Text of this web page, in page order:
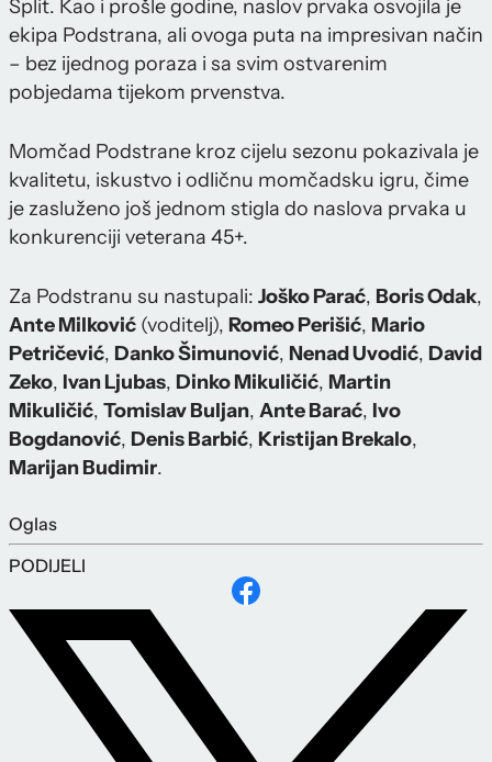
Split. Kao i prošle godine, naslov prvaka osvojila je
ekipa Podstrana, ali ovoga puta na impresivan način
– bez ijednog poraza i sa svim ostvarenim
pobjedama tijekom prvenstva.
Momčad Podstrane kroz cijelu sezonu pokazivala je
kvalitetu, iskustvo i odličnu momčadsku igru, čime
je zasluženo još jednom stigla do naslova prvaka u
konkurenciji veterana 45+.
Za Podstranu su nastupali: Joško Parać, Boris Odak,
Ante Milković (voditelj), Romeo Perišić, Mario
Petričević, Danko Šimunović, Nenad Uvodić, David
Zeko, Ivan Ljubas, Dinko Mikuličić, Martin
Mikuličić, Tomislav Buljan, Ante Barać, Ivo
Bogdanović, Denis Barbić, Kristijan Brekalo,
Marijan Budimir.
Oglas
PODIJELI